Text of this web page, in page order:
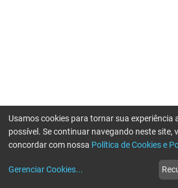
Usamos cookies para tornar sua experiência
possível. Se continuar navegando neste site,
concordar com nossa Política de Cookies e
Gerenciar Cookies...
Erro ao enviar informações, por favor tente